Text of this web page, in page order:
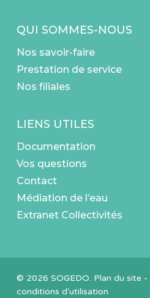
QUI SOMMES-NOUS
Nos savoir-faire
Prestation de service
Nos filiales
LIENS UTILES
Documentation
Vos questions
Contact
Médiation de l’eau
Extranet Collectivités
© 2026 SOGEDO. Plan du site -
conditions d'utilisation